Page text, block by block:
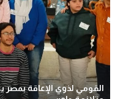
القومي لذوي الإعاقة